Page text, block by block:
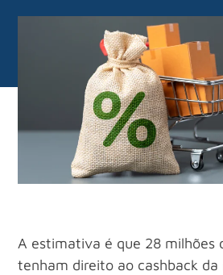
A estimativa é que 28 milhões
tenham direito ao cashback da